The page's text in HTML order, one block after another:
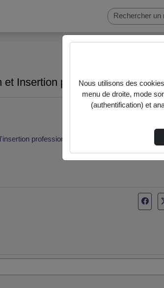
Insertion pro"
professionnelle de l'université Stendhal
Nous utilisons des
menu de droite, mode
(authentification) et